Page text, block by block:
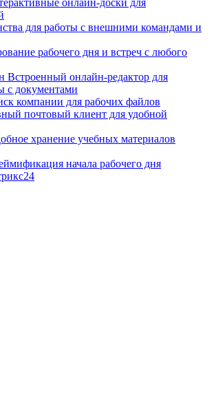
онлайн-доски для
для работы с внешними командами и
рабочего дня и встреч с любого
Встроенный онлайн-редактор для
с документами
компании для рабочих файлов
почтовый клиент для удобной
хранение учебных материалов
начала рабочего дня